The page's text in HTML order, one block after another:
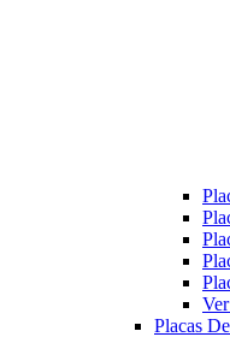
Placas